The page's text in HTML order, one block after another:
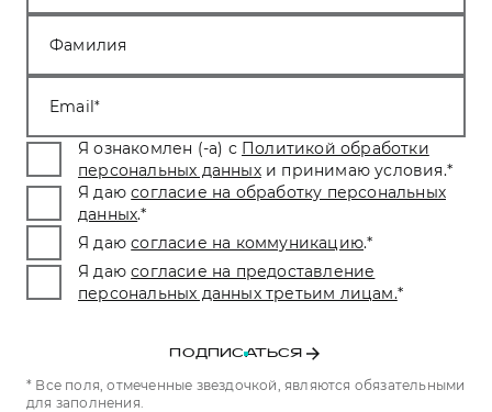
Фамилия
Email
Я ознакомлен (-а) с Политикой обработки
персональных данных и принимаю условия.*
Я даю согласие на обработку персональных
данных.*
Я даю согласие на коммуникацию.*
Я даю согласие на предоставление
персональных данных третьим лицам.*
ПОДПИСАТЬСЯ
* Все поля, отмеченные звездочкой, являются обязательными
для заполнения.